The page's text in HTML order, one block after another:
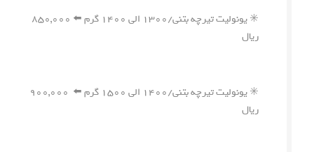
✳️ یونولیت تیرچه بتنی/۱۳۰۰ الی ۱۴۰۰ گرم ⬅️ ۸۵۰,۰۰۰
ریال
✳️ یونولیت تیرچه بتنی/۱۴۰۰ الی ۱۵۰۰ گرم ⬅️ ۹۰۰,۰۰۰
ریال